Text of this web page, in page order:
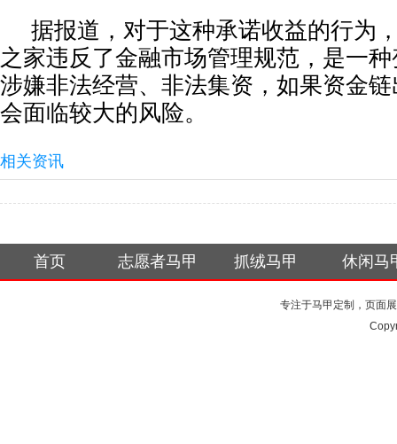
据报道，对于这种承诺收益的行为
之家违反了金融市场管理规范，是一
涉嫌非法经营、非法集资，如果资金
会面临较大的风险。
相关资讯
首页 志愿者马甲 抓绒马甲 休闲马
专注于马甲定制，页面